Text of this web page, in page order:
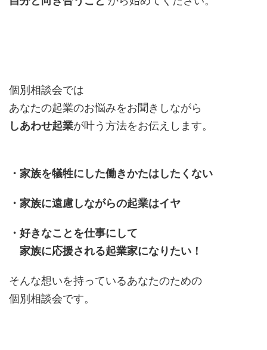
個別相談会では
あなたの起業のお悩みをお聞きしながら
しあわせ起業が叶う方法をお伝えします。
・家族を犠牲にした働きかたはしたくない
・家族に遠慮しながらの起業はイヤ
・好きなことを仕事にして
家族に応援される起業家になりたい！
そんな想いを持っているあなたのための
個別相談会です。